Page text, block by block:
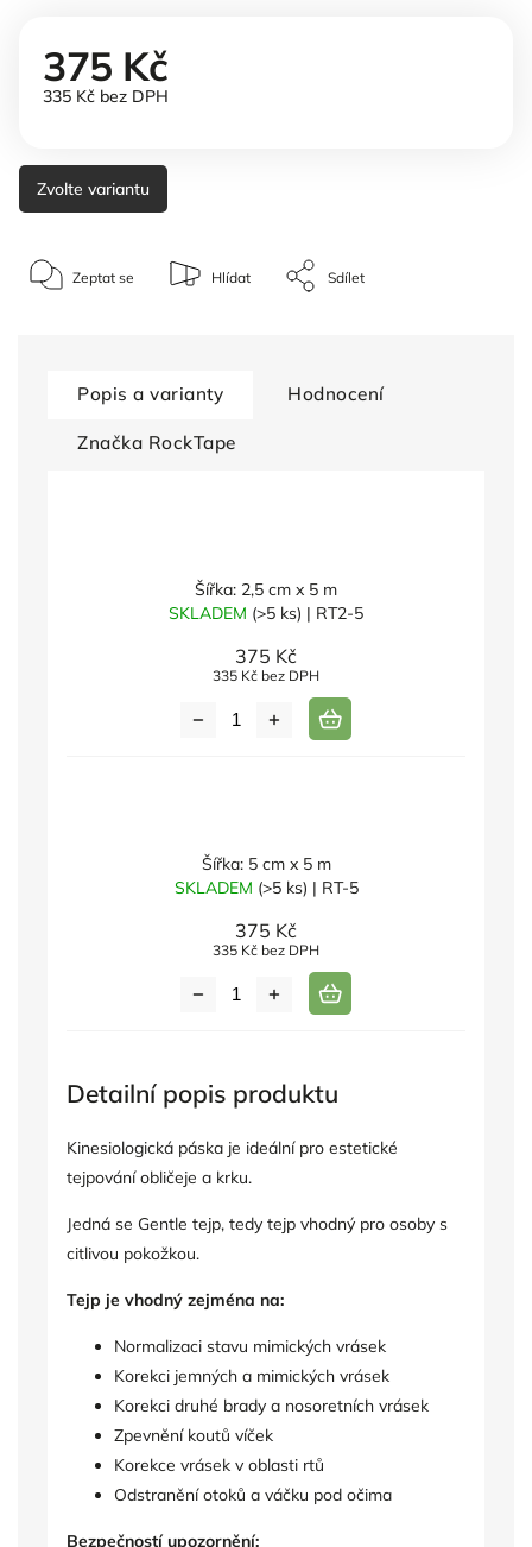
375 Kč
335 Kč bez DPH
Zvolte variantu
Zeptat se Hlídat Sdílet
Popis a varianty Hodnocení
Značka RockTape
Šířka: 2,5 cm x 5 m
SKLADEM (>5 ks) | RT2-5
375 Kč
335 Kč bez DPH
Šířka: 5 cm x 5 m
SKLADEM (>5 ks) | RT-5
375 Kč
335 Kč bez DPH
Detailní popis produktu
Kinesiologická páska je ideální pro estetické
tejpování obličeje a krku.
Jedná se Gentle tejp, tedy tejp vhodný pro osoby s
citlivou pokožkou.
Tejp je vhodný zejména na:
Normalizaci stavu mimických vrásek
Korekci jemných a mimických vrásek
Korekci druhé brady a nosoretních vrásek
Zpevnění koutů víček
Korekce vrásek v oblasti rtů
Odstranění otoků a váčku pod očima
Bezpečností upozornění: